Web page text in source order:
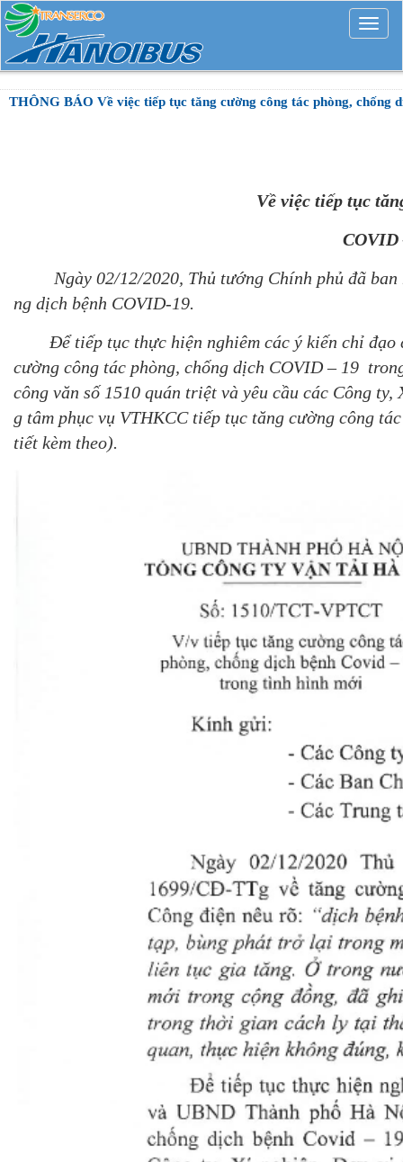
Mở
rộng
THÔNG BÁO Về việc tiếp tục tăng cường công tác phòng, chống
Về việc tiếp tục
Ngày 02/12/2020, Thủ tướng Chính phủ đã ban
ng dịch bệnh COVID-19.
Để tiếp tục thực hiện nghiêm các ý kiến chỉ đạo
cường công tác phòng, chống dịch COVID – 19
công văn số 1510 quán triệt và yêu cầu các Công
g tâm phục vụ VTHKCC tiếp tục tăng cường công
tiết kèm theo).